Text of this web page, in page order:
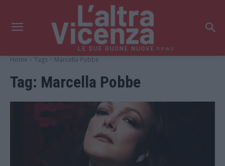
news
Home Tags Marcella Pobbe
Tag: Marcella Pobbe